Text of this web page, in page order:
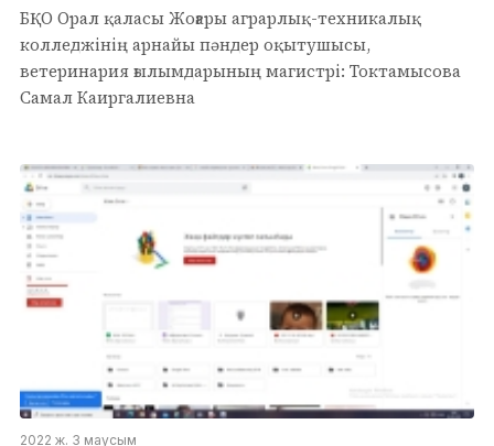
БҚО Орал қаласы Жоғары аграрлық-техникалық
колледжінің арнайы пәндер оқытушысы,
ветеринария ғылымдарының магистрі: Токтамысова
Самал Каиргалиевна
2022 ж. 3 маусым